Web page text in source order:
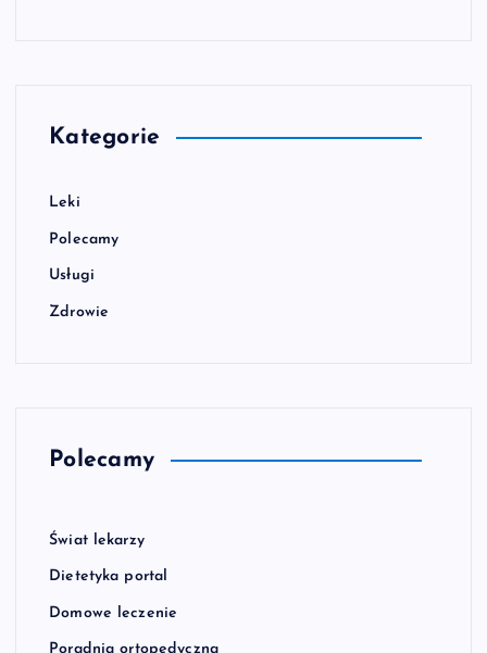
Kategorie
Leki
Polecamy
Usługi
Zdrowie
Polecamy
Świat lekarzy
Dietetyka portal
Domowe leczenie
Poradnia ortopedyczna